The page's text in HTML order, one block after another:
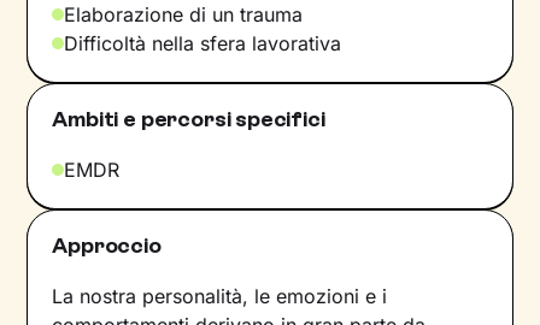
Elaborazione di un trauma
Difficoltà nella sfera lavorativa
Ambiti e percorsi specifici
EMDR
Approccio
La nostra personalità, le emozioni e i